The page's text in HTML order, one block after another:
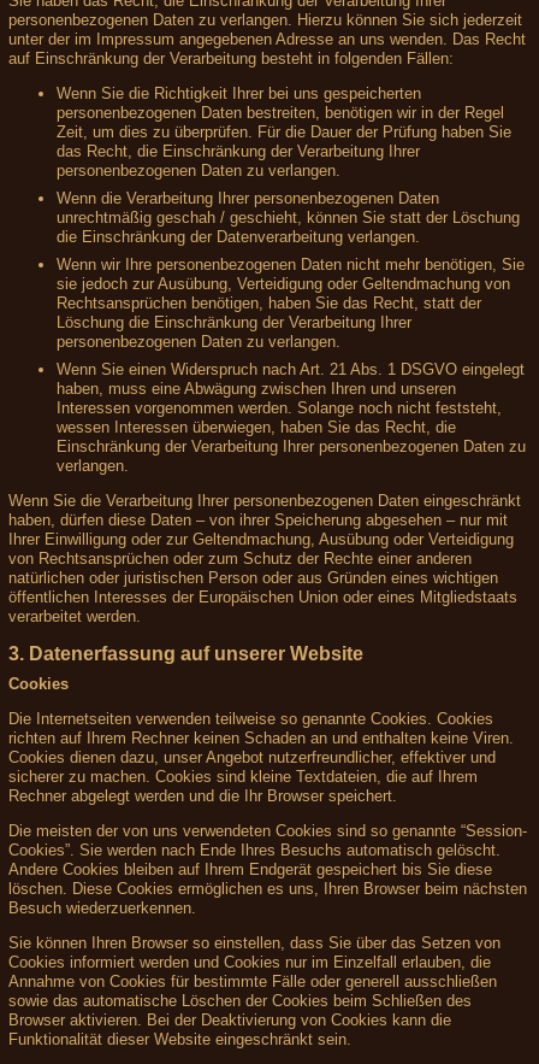
personenbezogenen Daten zu verlangen. Hierzu können Sie sich jederzeit
unter der im Impressum angegebenen Adresse an uns wenden. Das Recht
auf Einschränkung der Verarbeitung besteht in folgenden Fällen:
Wenn Sie die Richtigkeit Ihrer bei uns gespeicherten
personenbezogenen Daten bestreiten, benötigen wir in der Regel
Zeit, um dies zu überprüfen. Für die Dauer der Prüfung haben Sie
das Recht, die Einschränkung der Verarbeitung Ihrer
personenbezogenen Daten zu verlangen.
Wenn die Verarbeitung Ihrer personenbezogenen Daten
unrechtmäßig geschah / geschieht, können Sie statt der Löschung
die Einschränkung der Datenverarbeitung verlangen.
Wenn wir Ihre personenbezogenen Daten nicht mehr benötigen, Sie
sie jedoch zur Ausübung, Verteidigung oder Geltendmachung von
Rechtsansprüchen benötigen, haben Sie das Recht, statt der
Löschung die Einschränkung der Verarbeitung Ihrer
personenbezogenen Daten zu verlangen.
Wenn Sie einen Widerspruch nach Art. 21 Abs. 1 DSGVO eingelegt
haben, muss eine Abwägung zwischen Ihren und unseren
Interessen vorgenommen werden. Solange noch nicht feststeht,
wessen Interessen überwiegen, haben Sie das Recht, die
Einschränkung der Verarbeitung Ihrer personenbezogenen Daten zu
verlangen.
Wenn Sie die Verarbeitung Ihrer personenbezogenen Daten eingeschränkt
haben, dürfen diese Daten – von ihrer Speicherung abgesehen – nur mit
Ihrer Einwilligung oder zur Geltendmachung, Ausübung oder Verteidigung
von Rechtsansprüchen oder zum Schutz der Rechte einer anderen
natürlichen oder juristischen Person oder aus Gründen eines wichtigen
öffentlichen Interesses der Europäischen Union oder eines Mitgliedstaats
verarbeitet werden.
3. Datenerfassung auf unserer Website
Cookies
Die Internetseiten verwenden teilweise so genannte Cookies. Cookies
richten auf Ihrem Rechner keinen Schaden an und enthalten keine Viren.
Cookies dienen dazu, unser Angebot nutzerfreundlicher, effektiver und
sicherer zu machen. Cookies sind kleine Textdateien, die auf Ihrem
Rechner abgelegt werden und die Ihr Browser speichert.
Die meisten der von uns verwendeten Cookies sind so genannte “Session-
Cookies”. Sie werden nach Ende Ihres Besuchs automatisch gelöscht.
Andere Cookies bleiben auf Ihrem Endgerät gespeichert bis Sie diese
löschen. Diese Cookies ermöglichen es uns, Ihren Browser beim nächsten
Besuch wiederzuerkennen.
Sie können Ihren Browser so einstellen, dass Sie über das Setzen von
Cookies informiert werden und Cookies nur im Einzelfall erlauben, die
Annahme von Cookies für bestimmte Fälle oder generell ausschließen
sowie das automatische Löschen der Cookies beim Schließen des
Browser aktivieren. Bei der Deaktivierung von Cookies kann die
Funktionalität dieser Website eingeschränkt sein.